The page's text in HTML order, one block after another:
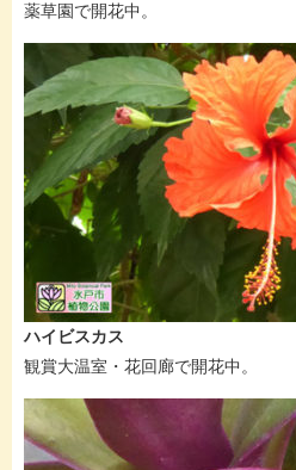
薬草園で開花中。
ハイビスカス
観賞大温室・花回廊で開花中。